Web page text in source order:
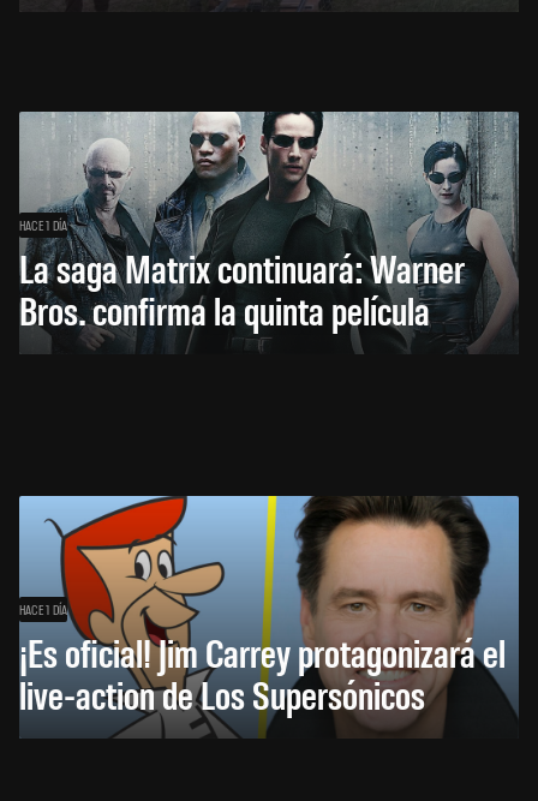
HACE 1 DÍA
La saga Matrix continuará: Warner
Bros. confirma la quinta película
HACE 1 DÍA
¡Es oficial! Jim Carrey protagonizará el
live-action de Los Supersónicos